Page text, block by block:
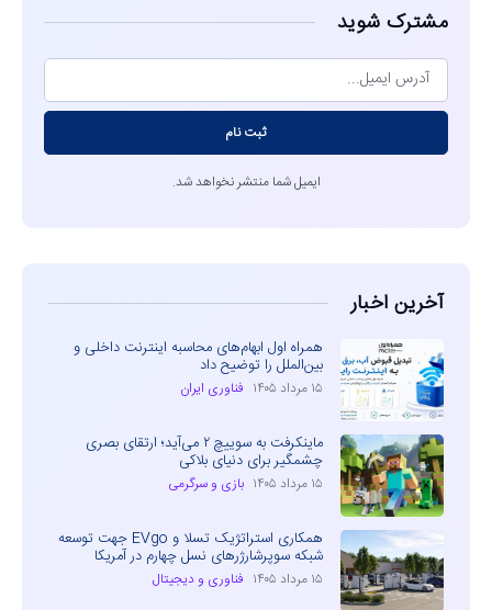
مشترک شوید
ثبت نام
ایمیل شما منتشر نخواهد شد.
آخرین اخبار
همراه اول ابهام‌های محاسبه اینترنت داخلی و
بین‌الملل را توضیح داد
۱۵ مرداد ۱۴۰۵ فناوری ایران
ماینکرفت به سوییچ ۲ می‌آید؛ ارتقای بصری
چشمگیر برای دنیای بلاکی
۱۵ مرداد ۱۴۰۵ بازی و سرگرمی
همکاری استراتژیک تسلا و EVgo جهت توسعه
شبکه سوپرشارژرهای نسل چهارم در آمریکا
۱۵ مرداد ۱۴۰۵ فناوری و دیجیتال